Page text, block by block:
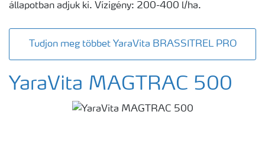
állapotban adjuk ki. Vízigény: 200-400 l/ha.
Tudjon meg többet YaraVita BRASSITREL PRO
YaraVita MAGTRAC 500